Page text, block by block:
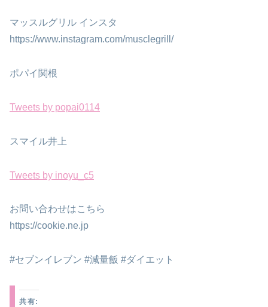
マッスルグリル インスタ
https://www.instagram.com/musclegrill/
ポパイ関根
Tweets by popai0114
スマイル井上
Tweets by inoyu_c5
お問い合わせはこちら
https://cookie.ne.jp
#セブンイレブン #減量飯 #ダイエット
共有: